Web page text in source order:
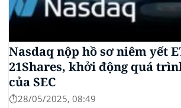
Nasdaq nộp hồ sơ niêm yết
21Shares, khởi động quá
của SEC
⏱️28/05/2025, 08:49